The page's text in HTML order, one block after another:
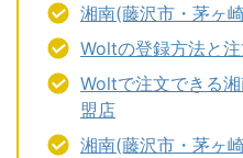
湘南(藤沢市・茅ヶ
Woltの登録方法と
Woltで注文できる
盟店
湘南(藤沢市・茅ヶ